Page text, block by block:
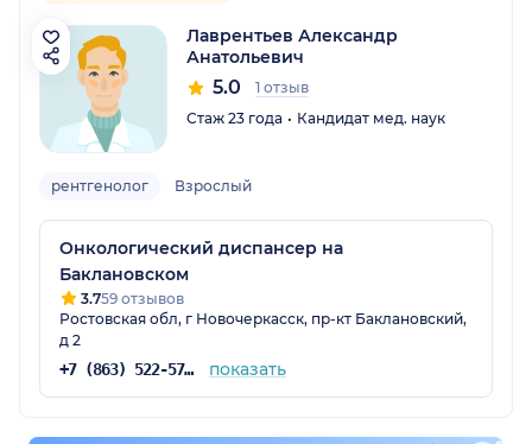
Лаврентьев Александр
Анатольевич
5.0
1 отзыв
Стаж 23 года
Кандидат мед. наук
рентгенолог Взрослый
Онкологический диспансер на
Баклановском
3.759 отзывов
Ростовская обл, г Новочеркасск, пр-кт Баклановский,
д 2
+7 (863) 522-57-01 показать